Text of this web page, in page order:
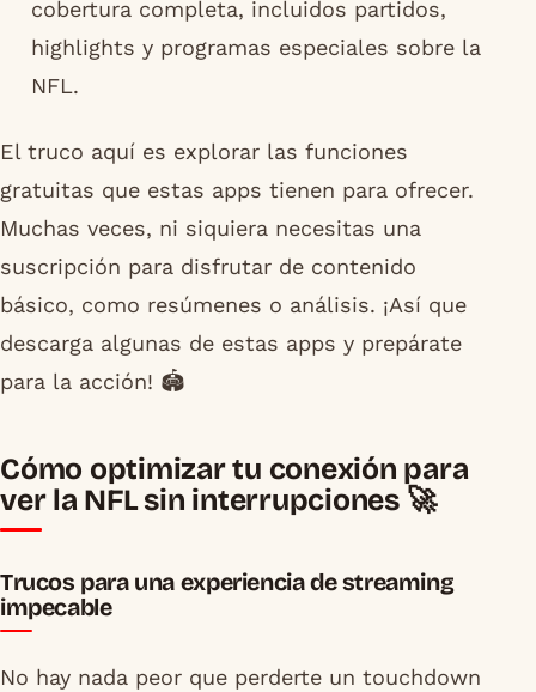
cobertura completa, incluidos partidos,
highlights y programas especiales sobre la
NFL.
El truco aquí es explorar las funciones
gratuitas que estas apps tienen para ofrecer.
Muchas veces, ni siquiera necesitas una
suscripción para disfrutar de contenido
básico, como resúmenes o análisis. ¡Así que
descarga algunas de estas apps y prepárate
para la acción! 🏟️
Cómo optimizar tu conexión para
ver la NFL sin interrupciones 🚀
Trucos para una experiencia de streaming
impecable
No hay nada peor que perderte un touchdown